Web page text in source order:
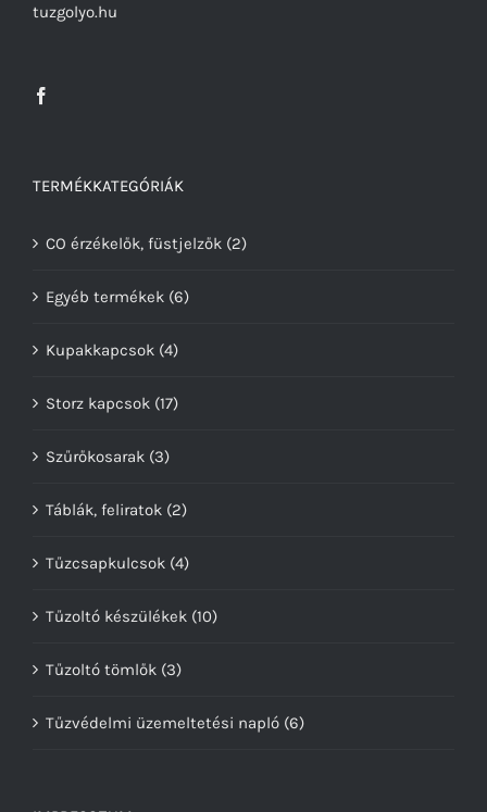
tuzgolyo.hu
TERMÉKKATEGÓRIÁK
CO érzékelők, füstjelzők (2)
Egyéb termékek (6)
Kupakkapcsok (4)
Storz kapcsok (17)
Szűrőkosarak (3)
Táblák, feliratok (2)
Tűzcsapkulcsok (4)
Tűzoltó készülékek (10)
Tűzoltó tömlők (3)
Tűzvédelmi üzemeltetési napló (6)